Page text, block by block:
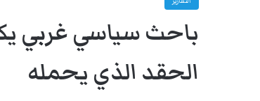
باحث سياسي غربي
الحقد الذي يحمله